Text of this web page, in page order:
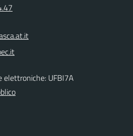
elettroniche: UFBI7A